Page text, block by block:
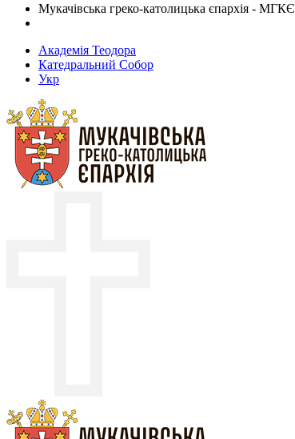
Мукачівська греко-католицька єпархія - МГКЄ
Академія Теодора
Катедральний Собор
Укр